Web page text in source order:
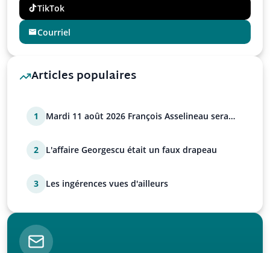
TikTok
Courriel
Articles populaires
1
Mardi 11 août 2026 François Asselineau sera
2
L'affaire Georgescu était un faux drapeau
3 Les ingérences vues d'ailleurs